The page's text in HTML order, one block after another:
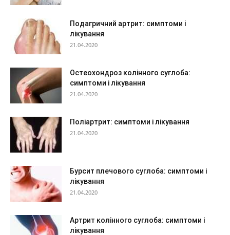
Подагричний артрит: симптоми і
лікування
21.04.2020
Остеохондроз колінного суглоба:
симптоми і лікування
21.04.2020
Поліартрит: симптоми і лікування
21.04.2020
Бурсит плечового суглоба: симптоми і
лікування
21.04.2020
Артрит колінного суглоба: симптоми і
лікування